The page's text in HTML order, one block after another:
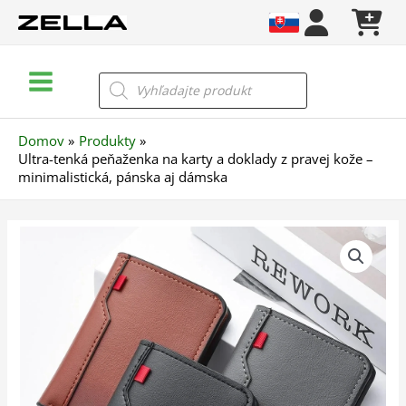
Menu
Products
search
Domov
Produkty
Ultra-tenká peňaženka na karty a doklady z pravej kože –
minimalistická, pánska aj dámska
doklady